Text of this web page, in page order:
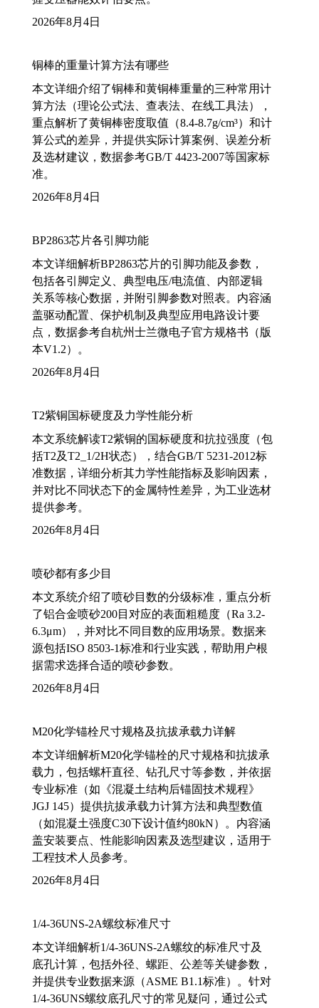
2026年8月4日
铜棒的重量计算方法有哪些
本文详细介绍了铜棒和黄铜棒重量的三种常用计
算方法（理论公式法、查表法、在线工具法），
重点解析了黄铜棒密度取值（8.4-8.7g/cm³）和计
算公式的差异，并提供实际计算案例、误差分析
及选材建议，数据参考GB/T 4423-2007等国家标
准。
2026年8月4日
BP2863芯片各引脚功能
本文详细解析BP2863芯片的引脚功能及参数，
包括各引脚定义、典型电压/电流值、内部逻辑
关系等核心数据，并附引脚参数对照表。内容涵
盖驱动配置、保护机制及典型应用电路设计要
点，数据参考自杭州士兰微电子官方规格书（版
本V1.2）。
2026年8月4日
T2紫铜国标硬度及力学性能分析
本文系统解读T2紫铜的国标硬度和抗拉强度（包
括T2及T2_1/2H状态），结合GB/T 5231-2012标
准数据，详细分析其力学性能指标及影响因素，
并对比不同状态下的金属特性差异，为工业选材
提供参考。
2026年8月4日
喷砂都有多少目
本文系统介绍了喷砂目数的分级标准，重点分析
了铝合金喷砂200目对应的表面粗糙度（Ra 3.2-
6.3μm），并对比不同目数的应用场景。数据来
源包括ISO 8503-1标准和行业实践，帮助用户根
据需求选择合适的喷砂参数。
2026年8月4日
M20化学锚栓尺寸规格及抗拔承载力详解
本文详细解析M20化学锚栓的尺寸规格和抗拔承
载力，包括螺杆直径、钻孔尺寸等参数，并依据
专业标准（如《混凝土结构后锚固技术规程》
JGJ 145）提供抗拔承载力计算方法和典型数值
（如混凝土强度C30下设计值约80kN）。内容涵
盖安装要点、性能影响因素及选型建议，适用于
工程技术人员参考。
2026年8月4日
1/4-36UNS-2A螺纹标准尺寸
本文详细解析1/4-36UNS-2A螺纹的标准尺寸及
底孔计算，包括外径、螺距、公差等关键参数，
并提供专业数据来源（ASME B1.1标准）。针对
1/4-36UNS螺纹底孔尺寸的常见疑问，通过公式